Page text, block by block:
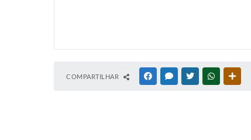
COMPARTILHAR FACEBOOKMESSENGER
TWITTERWHATSAPP